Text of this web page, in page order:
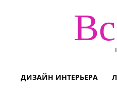
ДИЗАЙН ИНТЕРЬЕРА